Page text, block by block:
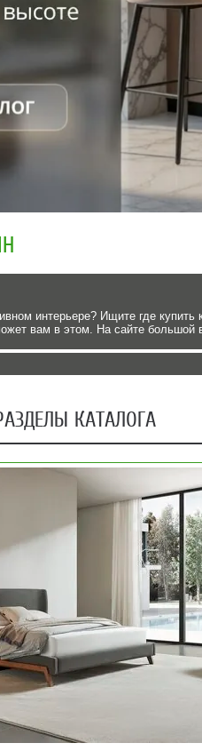
интерьере? Ищите где
вам в этом. На сайте большой
КАТАЛОГА